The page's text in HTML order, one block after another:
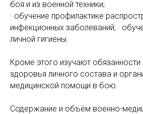
боя и из военной техники;
· обучение профилактике
инфекционных заболеваний; ·
личной гигиены.
Кроме этого изучают
здоровья личного состава и
медицинской помощи в бою.
Содержание и объём военно-